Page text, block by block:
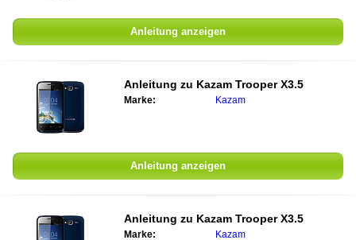
Anleitung anzeigen
Anleitung zu Kazam Trooper X3.5
Marke: Kazam
Anleitung anzeigen
Anleitung zu Kazam Trooper X3.5
Marke: Kazam